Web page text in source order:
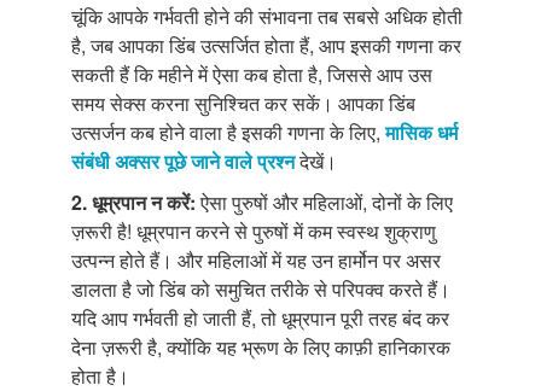
चूंकि आपके गर्भवती होने की संभावना तब सबसे अधिक होती
है, जब आपका डिंब उत्सर्जित होता हैं, आप इसकी गणना कर
सकती हैं कि महीने में ऐसा कब होता है, जिससे आप उस
समय सेक्स करना सुनिश्चित कर सकें। आपका डिंब
उत्सर्जन कब होने वाला है इसकी गणना के लिए,मासिक धर्म
संबंधी अक्सर पूछे जाने वाले प्रश्नदेखें।
2. धूम्रपान न करें:ऐसा पुरुषों और महिलाओं, दोनों के लिए
ज़रूरी है! धूम्रपान करने से पुरुषों में कम स्वस्थ शुक्राणु
उत्पन्न होते हैं। और महिलाओं में यह उन हार्मोन पर असर
डालता है जो डिंब को समुचित तरीके से परिपक्व करते हैं।
यदि आप गर्भवती हो जाती हैं, तो धूम्रपान पूरी तरह बंद कर
देना ज़रूरी है, क्योंकि यह भ्रूण के लिए काफ़ी हानिकारक
होता है।